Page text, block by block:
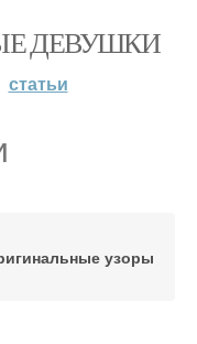
ДЕВУШКИ
статьи
узоры